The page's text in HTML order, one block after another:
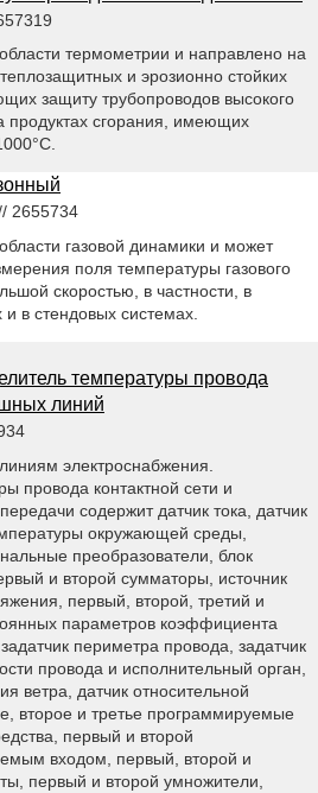
термометрии и направлено на
и эрозионно стойких
защиту трубопроводов высокого
сгорания, имеющих
2655734
газовой динамики и может
поля температуры газового
скоростью, в частности, в
и в стендовых системах.
температуры провода
линий
электроснабжения.
провода контактной сети и
содержит датчик тока, датчик
окружающей среды,
преобразователи, блок
и второй сумматоры, источник
первый, второй, третий и
параметров коэффициента
периметра провода, задатчик
провода и исполнительный орган,
ветра, датчик относительной
второе и третье программируемые
первый и второй
входом, первый, второй и
первый и второй умножители,